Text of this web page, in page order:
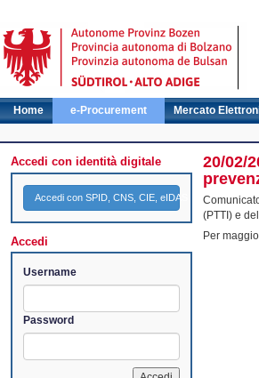
Home e-Procurement Mercato
Accedi con identità digitale
Accedi con SPID, CNS, CIE, eIDAS
Accedi
Username
Password
20/02/
(PTTI) e
Per